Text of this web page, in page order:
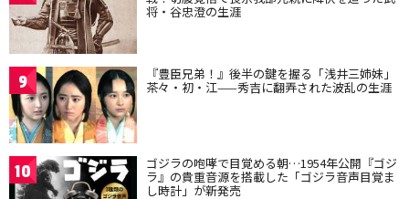
将・谷忠澄の生涯
9 『豊臣兄弟！』後半の鍵を握る「浅井三姉妹」
茶々・初・江——秀吉に翻弄された波乱の生涯
10 ゴジラの咆哮で目覚める朝…1954年公開『ゴジ
ラ』の貴重音源を搭載した「ゴジラ音声目覚ま
し時計」が新発売